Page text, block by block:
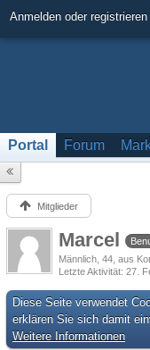
Anmelden oder registrieren
Portal Forum
Mitglieder
Marcel
Männlich 44 aus
Letzte Aktivität 27.
Diese Seite verwendet
erklären Sie sich damit
Weitere Informationen